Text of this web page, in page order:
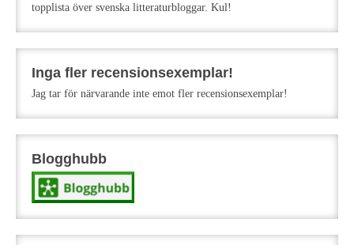
topplista över svenska litteraturbloggar. Kul!
Inga fler recensionsexemplar!
Jag tar för närvarande inte emot fler recensionsexemplar!
Blogghubb